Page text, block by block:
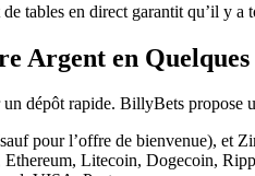
tables en direct garantit qu’il y
Argent en
dépôt rapide. BillyBets propose
pour l’offre de bienvenue), et
Litecoin, Dogecoin,